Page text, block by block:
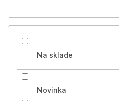
o
v
Na sklade
Novinka